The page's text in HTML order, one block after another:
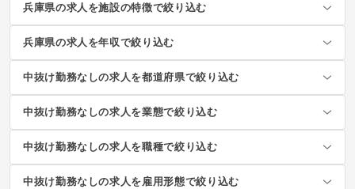
兵庫県の求人を施設の特徴で絞り込む
兵庫県の求人を年収で絞り込む
中抜け勤務なしの求人を都道府県で絞り込む
中抜け勤務なしの求人を業態で絞り込む
中抜け勤務なしの求人を職種で絞り込む
中抜け勤務なしの求人を雇用形態で絞り込む